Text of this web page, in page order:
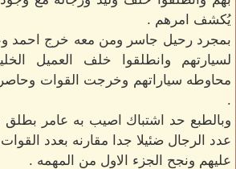
يُكشف امرهم .
بمجرد رحيل جاسر ومن معه خرج احمد
لسيارتهم وانطلقوا خلف العميل
محاوطه سياراتهم وخرجت القوات
.
وبالطبع حد اشتباك اصيب به عامر بطلق
عدد الرجال ضئيلا جدا مقارنه بعدد
عليهم ونجح الجزء الاول من المهمه .